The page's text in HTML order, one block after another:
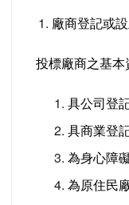
廠商登記或
投標廠商之基本
具公司登
具商業登
為身心障
為原住民